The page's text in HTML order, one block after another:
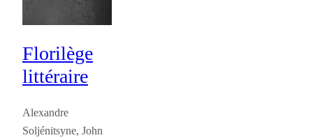
Florilège
littéraire
Alexandre
Soljénitsyne, John